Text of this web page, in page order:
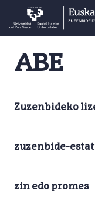
ABE
Zuzenbideko
zuzenbide-
zin edo promes